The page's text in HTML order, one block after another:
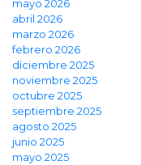
mayo 2026
abril 2026
marzo 2026
febrero 2026
diciembre 2025
noviembre 2025
octubre 2025
septiembre 2025
agosto 2025
junio 2025
mayo 2025